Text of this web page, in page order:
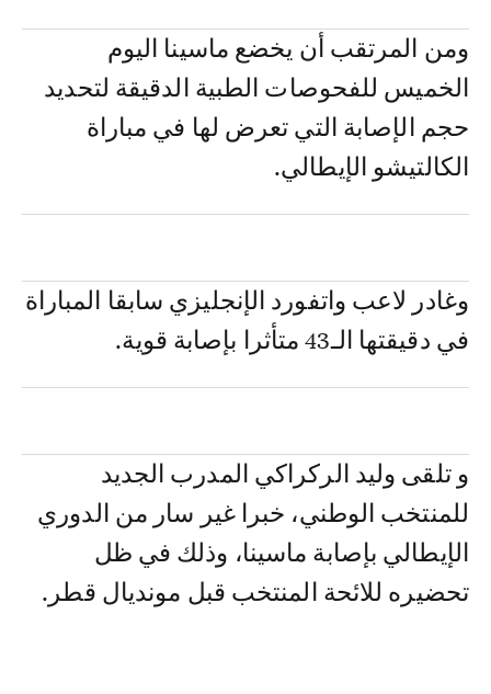
ومن المرتقب أن يخضع ماسينا اليوم
الخميس للفحوصات الطبية الدقيقة لتحديد
حجم الإصابة التي تعرض لها في مباراة
الكالتيشو الإيطالي.
وغادر لاعب واتفورد الإنجليزي سابقا المباراة
في دقيقتها الـ43 متأثرا بإصابة قوية.
و تلقى وليد الركراكي المدرب الجديد
للمنتخب الوطني، خبرا غير سار من الدوري
الإيطالي بإصابة ماسينا، وذلك في ظل
تحضيره للائحة المنتخب قبل مونديال قطر.